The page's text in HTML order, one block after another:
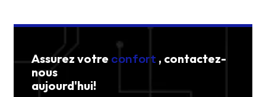
Assurez votre confort , contactez-
nous
aujourd'hui!